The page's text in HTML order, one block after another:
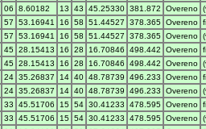
06 8.60182 13 43 45.25330 381.872 Overeno
57 53.16941 16 58 51.44527 378.365 Overeno
57 53.16941 16 58 51.44527 378.365 Overeno
45 28.15413 16 28 16.70846 498.442 Overeno
45 28.15413 16 28 16.70846 498.442 Overeno
24 35.26837 14 40 48.78739 496.233 Overeno
24 35.26837 14 40 48.78739 496.233 Overeno
33 45.51706 15 54 30.41233 478.595 Overeno
33 45.51706 15 54 30.41233 478.595 Overeno